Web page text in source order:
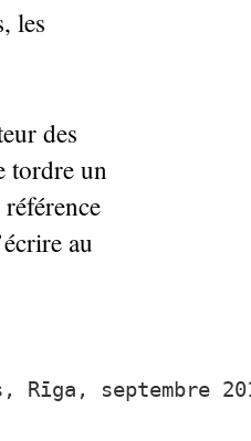
les
des
tordre un
au
septembre